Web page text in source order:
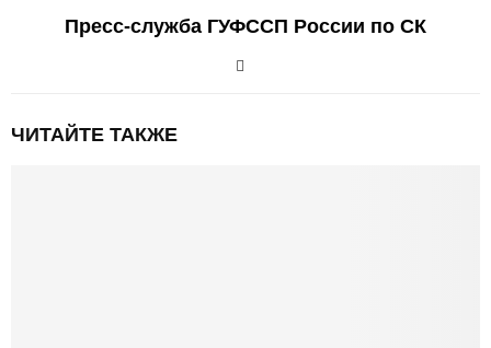
Пресс-служба ГУФССП России по СК
ЧИТАЙТЕ ТАКЖЕ